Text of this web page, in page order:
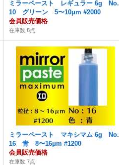
ミラーペースト レギュラー 6g No.
10 グリーン 5〜10μm #2000
会員販売価格
在庫数 8点
ミラーペースト マキシマム 6g No.
16 青 8〜16μm #1200
会員販売価格
在庫数 7点